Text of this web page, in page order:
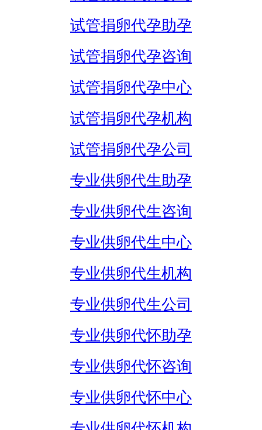
试管捐卵代孕助孕
试管捐卵代孕咨询
试管捐卵代孕中心
试管捐卵代孕机构
试管捐卵代孕公司
专业供卵代生助孕
专业供卵代生咨询
专业供卵代生中心
专业供卵代生机构
专业供卵代生公司
专业供卵代怀助孕
专业供卵代怀咨询
专业供卵代怀中心